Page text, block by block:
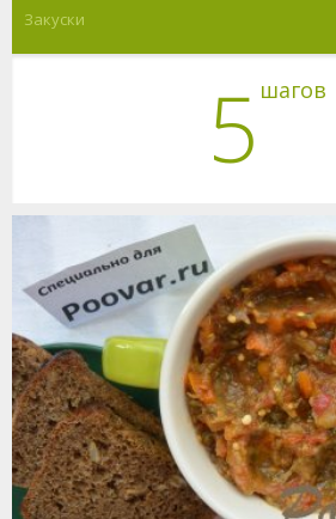
Закуски
5 шагов